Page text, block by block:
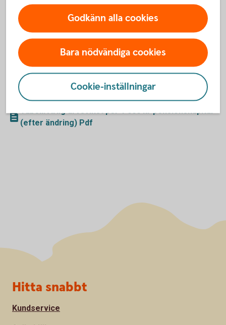
Arvsvinsttilldelning efter 2023-10-01
Tabellen nedan visar storleken på årlig arvsvinst per 1 000
SEK i pensionskapital för respektive ålder från och med
2023-10-01 för försäkringar som saknar
återbetalningsskydd. Arvsvinsterna nedan är beräknade
utifrån generationsdödlighet dvs. varje ålder tillhör sin egen
generation.
(efter ändring) Pdf
Godkänn alla cookies
Bara nödvändiga cookies
Cookie-inställningar
Sidfot
Hitta snabbt
Kundservice